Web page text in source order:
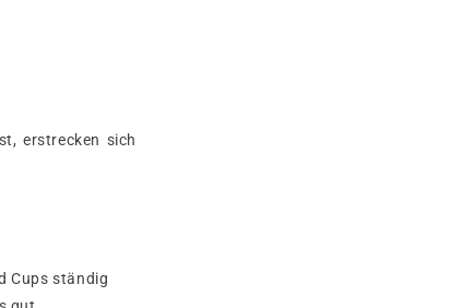
erstrecken sich
Cups ständig